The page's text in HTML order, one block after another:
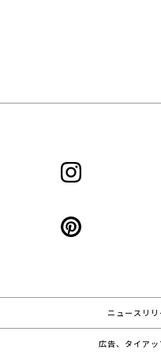
ニュースリ
広告、タイア